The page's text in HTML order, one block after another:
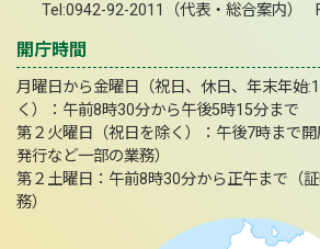
Tel:0942-92-2011（代表・総合案内）
開庁時間
月曜日から金曜日（祝日、休日、年末年始
く）：午前8時30分から午後5時15分まで
第２火曜日（祝日を除く）：午後7時まで
発行など一部の業務）
第２土曜日：午前8時30分から正午まで（
務）